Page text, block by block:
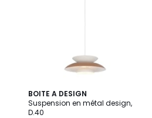
BOITE A DESIGN
Suspension en métal design,
D.40
2
Couleurs